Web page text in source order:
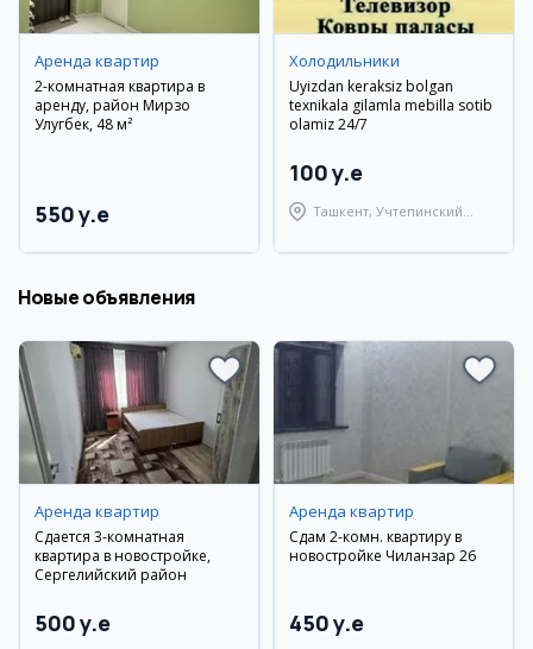
Аренда квартир
2-комнатная квартира в
аренду, район Мирзо
Улугбек, 48 м²
550 y.e
Холодильники
Uyizdan keraksiz bolgan
texnikala gilamla mebilla sotib
olamiz 24/7
100 y.e
Ташкент, Учтепинский
Новые объявления
Аренда квартир
Сдается 3-комнатная
квартира в новостройке,
Сергелийский район
500 y.e
Аренда квартир
Сдам 2-комн. квартиру в
новостройке Чиланзар 26
450 y.e